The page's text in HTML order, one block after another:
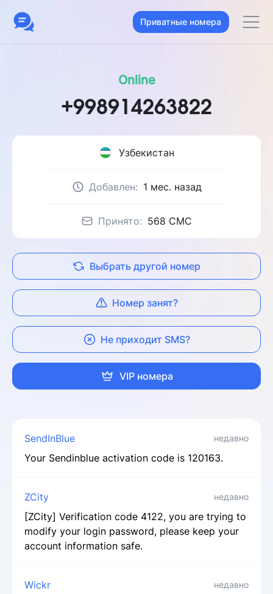
Приватные номера
Online
+998914263822
Узбекистан
Добавлен: 1 мес. назад
Принято: 568 CMC
Выбрать другой номер
Номер занят?
Не приходит SMS?
VIP номера
SendInBlue недавно
Your Sendinblue activation code is 120163.
ZCity недавно
[ZCity] Verification code 4122, you are trying to
modify your login password, please keep your
account information safe.
Wickr недавно